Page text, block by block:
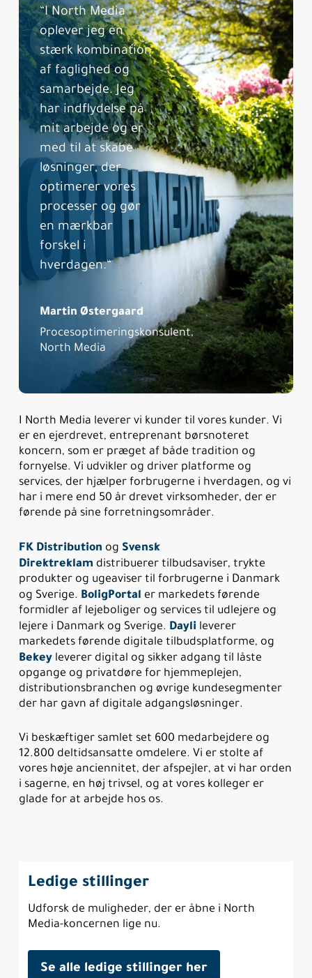
“I North Media
oplever jeg en
stærk kombination
af faglighed og
samarbejde. Jeg
har indflydelse på
mit arbejde og er
med til at skabe
løsninger, der
optimerer vores
processer og gør
en mærkbar
forskel i
hverdagen.“
Martin Østergaard
Procesoptimeringskonsulent,
North Media
I North Media leverer vi kunder til vores kunder. Vi
er en ejerdrevet, entreprenant børsnoteret
koncern, som er præget af både tradition og
fornyelse. Vi udvikler og driver platforme og
services, der hjælper forbrugerne i hverdagen, og vi
har i mere end 50 år drevet virksomheder, der er
førende på sine forretningsområder.
FK Distribution og Svensk
Direktreklam distribuerer tilbudsaviser, trykte
produkter og ugeaviser til forbrugerne i Danmark
og Sverige. BoligPortal er markedets førende
formidler af lejeboliger og services til udlejere og
lejere i Danmark og Sverige. Dayli leverer
markedets førende digitale tilbudsplatforme, og
Bekeyleverer digital og sikker adgang til låste
opgange og privatdøre for hjemmeplejen,
distributionsbranchen og øvrige kundesegmenter
der har gavn af digitale adgangsløsninger.
Vi beskæftiger samlet set 600 medarbejdere og
12.800 deltidsansatte omdelere. Vi er stolte af
vores høje anciennitet, der afspejler, at vi har orden
i sagerne, en høj trivsel, og at vores kolleger er
glade for at arbejde hos os.
Ledige stillinger
Udforsk de muligheder, der er åbne i North
Media-koncernen lige nu.
Se alle ledige stillinger her